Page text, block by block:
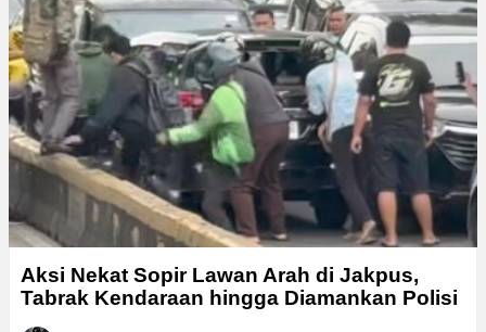
Aksi Nekat Sopir Lawan Arah di Jakpus,
Tabrak Kendaraan hingga Diamankan Polisi